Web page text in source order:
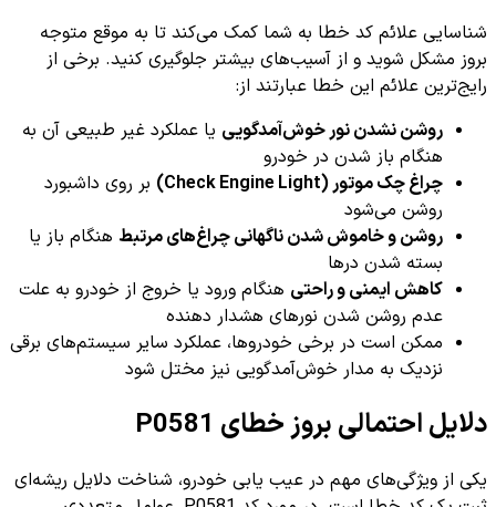
شناسایی علائم کد خطا به شما کمک می‌کند تا به موقع متوجه
بروز مشکل شوید و از آسیب‌های بیشتر جلوگیری کنید. برخی از
رایج‌ترین علائم این خطا عبارتند از:
روشن نشدن نور خوش‌آمدگویی یا عملکرد غیر طبیعی آن به
هنگام باز شدن در خودرو
چراغ چک موتور (Check Engine Light)
بر روی داشبورد
روشن می‌شود
روشن و خاموش شدن ناگهانی چراغ‌های مرتبط هنگام باز یا
بسته شدن درها
کاهش ایمنی و راحتی هنگام ورود یا خروج از خودرو به علت
عدم روشن شدن نورهای هشدار دهنده
ممکن است در برخی خودروها، عملکرد سایر سیستم‌های برقی
نزدیک به مدار خوش‌آمدگویی نیز مختل شود
دلایل احتمالی بروز خطای P0581
یکی از ویژگی‌های مهم در عیب یابی خودرو، شناخت دلایل ریشه‌ای